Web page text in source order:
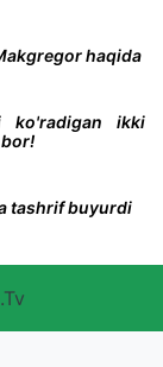
haqida
ko'radigan ikki
tashrif buyurdi